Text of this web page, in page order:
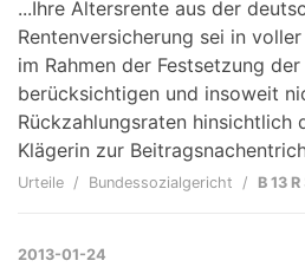
...Ihre Altersrente aus der
Rentenversicherung sei in
im Rahmen der Festsetzung
berücksichtigen und insoweit
Rückzahlungsraten hinsichtlich
Klägerin zur
Urteile Bundessozialgericht B 13
2013-01-24